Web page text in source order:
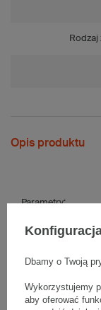
Opis produktu
Parametry:
Wymiary
Dbamy o Twoją
Wykorzystujemy
aby oferować